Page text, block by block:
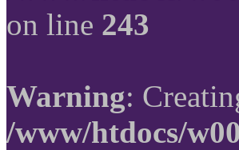
on line 243
Warning:
/www/htdocs/